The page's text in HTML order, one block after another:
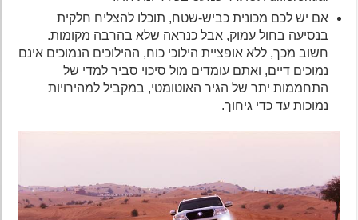
אם יש לכם מכונית כביש-שטח, תוכלו להצליח חלקית
בנסיעה בחול עמוק, אבל כנראה שלא בהרבה מקומות.
חשוב מכך, ללא אופציית הילוכי כוח, ההילוכים הנמוכים אינם
נמוכים דיים, ואתם עומדים מול סיכוי סביר למדי של
התחממות יתר של הגיר האוטומטי, במקביל למהירויות
נמוכות עד כדי גיחוך.